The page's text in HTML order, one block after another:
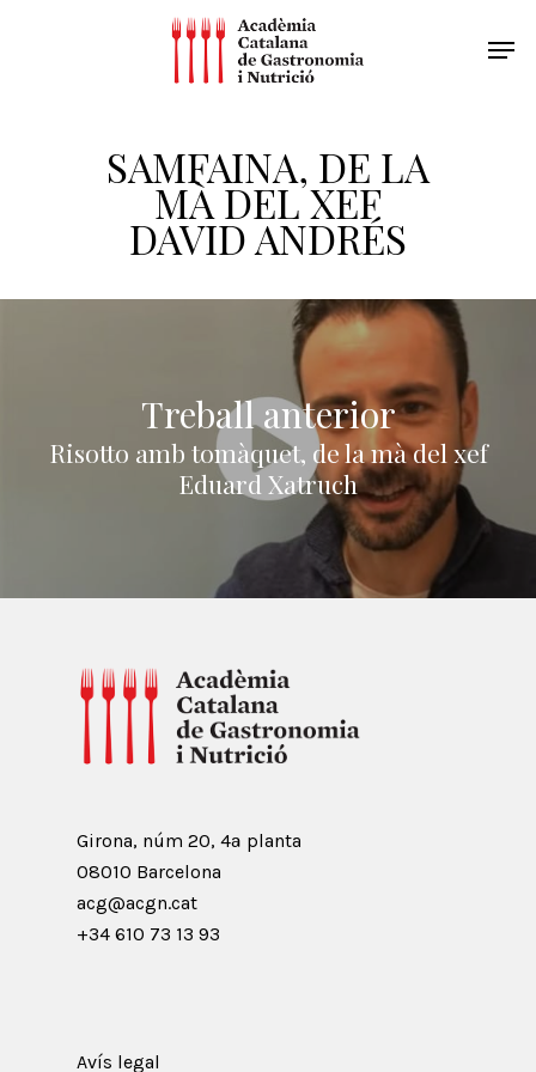
SAMFAINA, DE LA
MÀ DEL XEF
DAVID ANDRÉS
Treball anterior
Risotto amb tomàquet, de la mà del xef
Eduard Xatruch
Girona, núm 20, 4ª planta
08010 Barcelona
acg@acgn.cat
+34 610 73 13 93
Avís legal